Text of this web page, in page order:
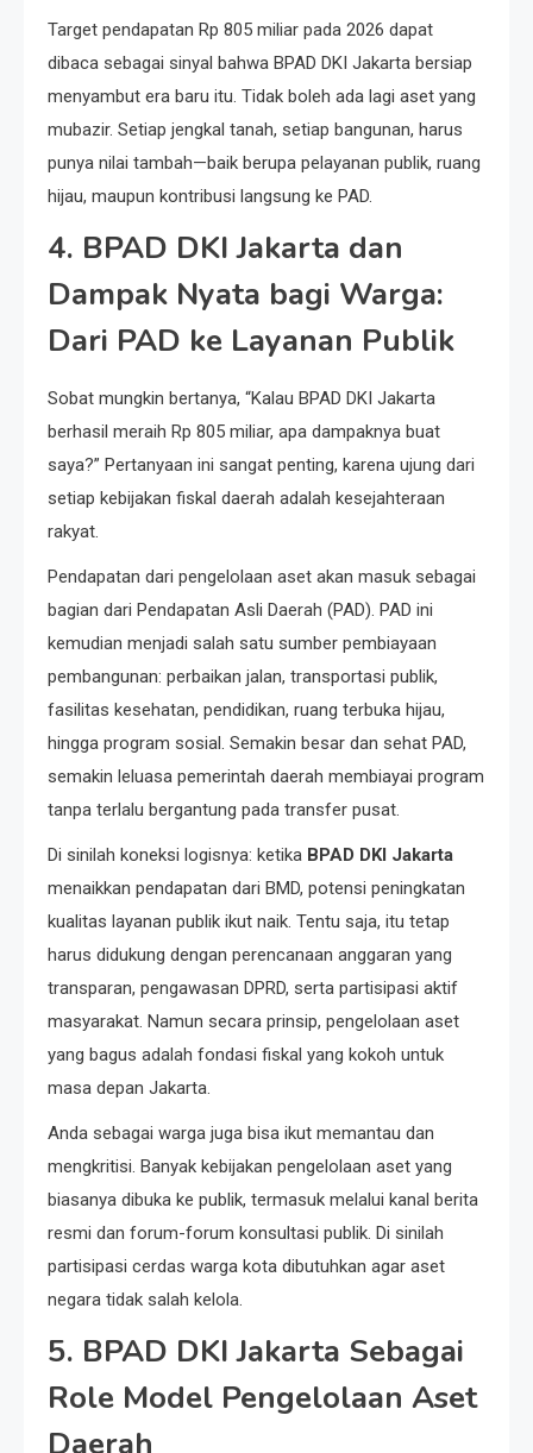
Target pendapatan Rp 805 miliar pada 2026 dapat
dibaca sebagai sinyal bahwa BPAD DKI Jakarta bersiap
menyambut era baru itu. Tidak boleh ada lagi aset yang
mubazir. Setiap jengkal tanah, setiap bangunan, harus
punya nilai tambah—baik berupa pelayanan publik, ruang
hijau, maupun kontribusi langsung ke PAD.
4. BPAD DKI Jakarta dan
Dampak Nyata bagi Warga:
Dari PAD ke Layanan Publik
Sobat mungkin bertanya, “Kalau BPAD DKI Jakarta
berhasil meraih Rp 805 miliar, apa dampaknya buat
saya?” Pertanyaan ini sangat penting, karena ujung dari
setiap kebijakan fiskal daerah adalah kesejahteraan
rakyat.
Pendapatan dari pengelolaan aset akan masuk sebagai
bagian dari Pendapatan Asli Daerah (PAD). PAD ini
kemudian menjadi salah satu sumber pembiayaan
pembangunan: perbaikan jalan, transportasi publik,
fasilitas kesehatan, pendidikan, ruang terbuka hijau,
hingga program sosial. Semakin besar dan sehat PAD,
semakin leluasa pemerintah daerah membiayai program
tanpa terlalu bergantung pada transfer pusat.
Di sinilah koneksi logisnya: ketika BPAD DKI Jakarta
menaikkan pendapatan dari BMD, potensi peningkatan
kualitas layanan publik ikut naik. Tentu saja, itu tetap
harus didukung dengan perencanaan anggaran yang
transparan, pengawasan DPRD, serta partisipasi aktif
masyarakat. Namun secara prinsip, pengelolaan aset
yang bagus adalah fondasi fiskal yang kokoh untuk
masa depan Jakarta.
Anda sebagai warga juga bisa ikut memantau dan
mengkritisi. Banyak kebijakan pengelolaan aset yang
biasanya dibuka ke publik, termasuk melalui kanal berita
resmi dan forum-forum konsultasi publik. Di sinilah
partisipasi cerdas warga kota dibutuhkan agar aset
negara tidak salah kelola.
5. BPAD DKI Jakarta Sebagai
Role Model Pengelolaan Aset
Daerah